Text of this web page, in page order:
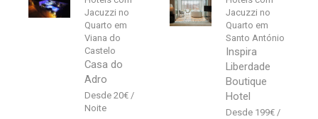
Jacuzzi no
Quarto em
Viana do
Castelo
Casa do
Adro
20€
Jacuzzi no
Quarto em
Santo António
Inspira
Liberdade
Boutique
Hotel
199€